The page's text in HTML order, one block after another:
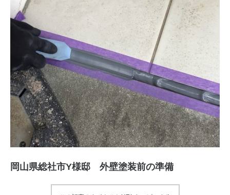
岡山県総社市Y様邸 外壁塗装前の準備